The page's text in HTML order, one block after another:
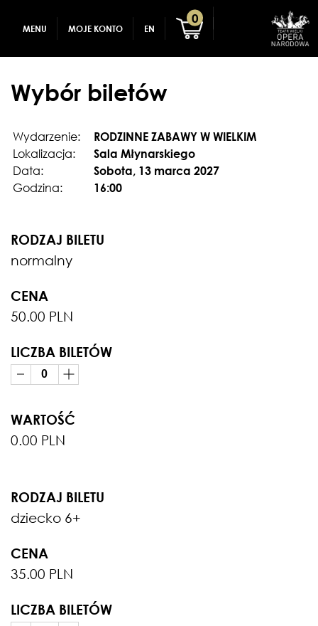
MENU MOJE KONTO EN
0
DLA DZIECI
ZALOGUJ
Wybór biletów
Wydarzenie:
RODZINNE ZABAWY W WIELKIM
Lokalizacja:
Sala Młynarskiego
Data:
Sobota, 13 marca 2027
Godzina:
16:00
RODZAJ BILETU
normalny
CENA
50.00 PLN
LICZBA BILETÓW
WARTOŚĆ
0.00 PLN
RODZAJ BILETU
dziecko 6+
CENA
35.00 PLN
LICZBA BILETÓW